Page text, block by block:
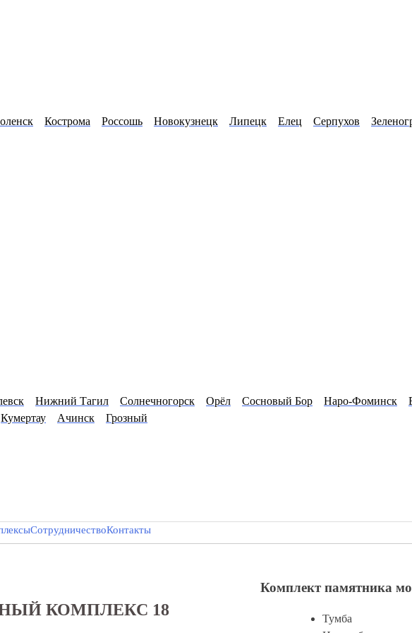
Кострома Россошь Новокузнецк Липецк Елец Серпухов
Нижний Тагил Солнечногорск Орёл Сосновый Бор Наро-Фоминск
Кумертау Ачинск Грозный
СотрудничествоКонтакты
КОМПЛЕКC 18
Комплект памятника
Тумба